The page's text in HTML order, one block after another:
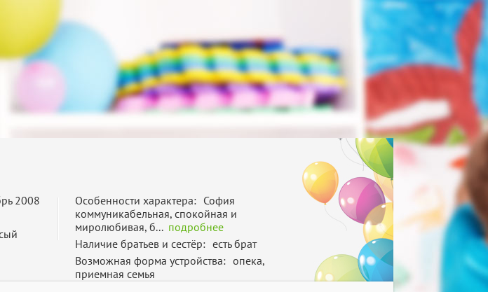
2008
Особенности характера: София
коммуникабельная, спокойная и
миролюбивая, б... подробнее
Наличие братьев и сестёр: есть брат
Возможная форма устройства: опека,
приемная семья